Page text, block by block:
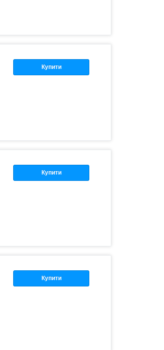
Купити
Купити
Купити